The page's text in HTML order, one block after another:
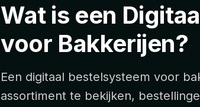
Wat is een
voor Bakkerijen?
Een digitaal bestelsysteem voor
assortiment te bekijken,